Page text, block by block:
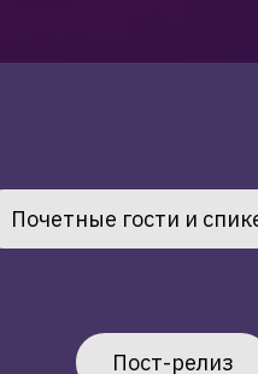
Почетные гости и
Пост-релиз